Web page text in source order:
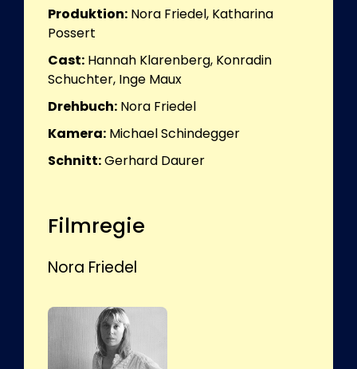
Produktion: Nora Friedel, Katharina
Possert
Cast: Hannah Klarenberg, Konradin
Schuchter, Inge Maux
Drehbuch: Nora Friedel
Kamera: Michael Schindegger
Schnitt:Gerhard Daurer
Filmregie
Nora Friedel